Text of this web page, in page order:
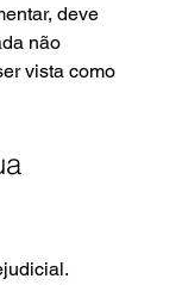
deve
não
vista como